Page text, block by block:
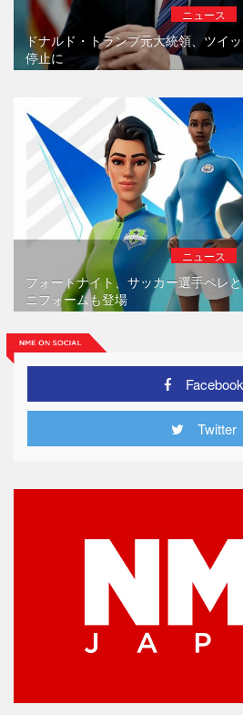
ニュース
ドナルド・トランプ元大統領、ツイ
停止に
ニュース
フォートナイト、サッカー選手ペレ
ニフォームも登場
Facebook
Twitter